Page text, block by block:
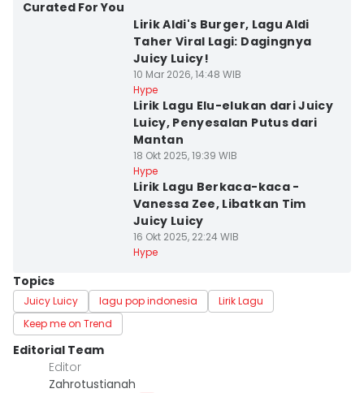
Curated For You
⁠Lirik Aldi's Burger, Lagu Aldi
Taher Viral Lagi: Dagingnya
Juicy Luicy!
10 Mar 2026, 14:48 WIB
Hype
Lirik Lagu Elu-elukan dari Juicy
Luicy, Penyesalan Putus dari
Mantan
18 Okt 2025, 19:39 WIB
Hype
Lirik Lagu Berkaca-kaca -
Vanessa Zee, Libatkan Tim
Juicy Luicy
16 Okt 2025, 22:24 WIB
Hype
Topics
Juicy Luicy lagu pop indonesia
Lirik Lagu
Keep me on Trend
Editorial Team
Editor
Zahrotustianah